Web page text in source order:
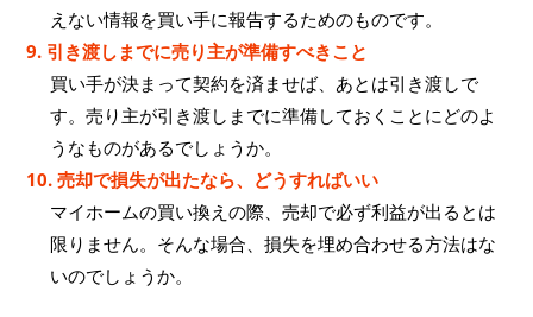
えない情報を買い手に報告するためのものです。
9. 引き渡しまでに売り主が準備すべきこと
買い手が決まって契約を済ませば、あとは引き渡しで
す。売り主が引き渡しまでに準備しておくことにどのよ
うなものがあるでしょうか。
10. 売却で損失が出たなら、どうすればいい
マイホームの買い換えの際、売却で必ず利益が出るとは
限りません。そんな場合、損失を埋め合わせる方法はな
いのでしょうか。